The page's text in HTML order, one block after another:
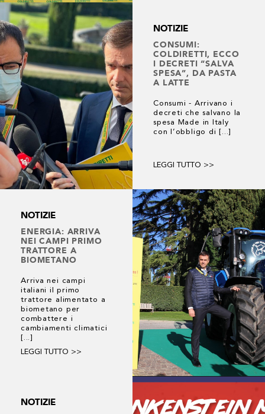
NOTIZIE
CONSUMI:
COLDIRETTI, ECCO
I DECRETI “SALVA
SPESA”, DA PASTA
A LATTE
Consumi - Arrivano i
decreti che salvano la
spesa Made in Italy
con l’obbligo di [...]
LEGGI TUTTO >>
NOTIZIE
ENERGIA: ARRIVA
NEI CAMPI PRIMO
TRATTORE A
BIOMETANO
Arriva nei campi
italiani il primo
trattore alimentato a
biometano per
combattere i
cambiamenti climatici
[...]
LEGGI TUTTO >>
NOTIZIE